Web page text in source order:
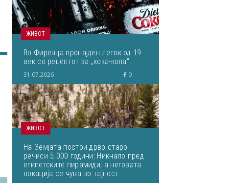
ЖИВОТ
Во Фиренца пронајден леток од 19
век со рецептот за „кока-кола“
31.07.2026 0
ЖИВОТ
На Земјата постои дрво старо
речиси 5.000 години: Никнало пред
египетските пирамиди, а неговата
локација се чува во тајност